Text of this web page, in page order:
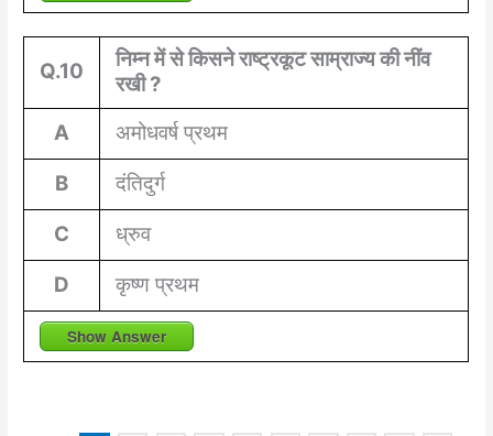
Q.10
निम्न में से किसने राष्ट्रकूट साम्राज्य की नींव
रखी ?
A
अमोधवर्ष प्रथम
B
दंतिदुर्ग
C
ध्रुव
D
कृष्ण प्रथम
Show Answer